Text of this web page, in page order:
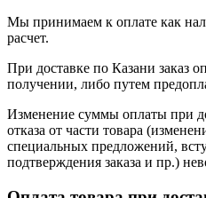
Мы принимаем к оплате как
расчет.
При доставке по Казани заказ
получении, либо путем
Изменение суммы оплаты при
отказа от части товара
специальных предложений,
подтверждения заказа и пр.)